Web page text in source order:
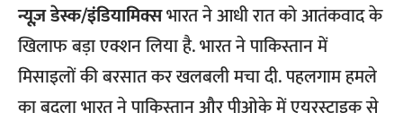
न्यूज़ डेस्क/इंडियामिक्सभारत ने आधी रात को आतंकवाद के
खिलाफ बड़ा एक्शन लिया है. भारत ने पाकिस्तान में
मिसाइलों की बरसात कर खलबली मचा दी. पहलगाम हमले